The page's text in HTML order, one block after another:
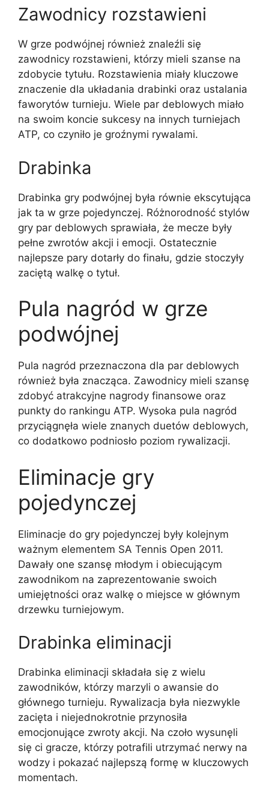
Zawodnicy rozstawieni
W grze podwójnej również znaleźli się
zawodnicy rozstawieni, którzy mieli szanse na
zdobycie tytułu. Rozstawienia miały kluczowe
znaczenie dla układania drabinki oraz ustalania
faworytów turnieju. Wiele par deblowych miało
na swoim koncie sukcesy na innych turniejach
ATP, co czyniło je groźnymi rywalami.
Drabinka
Drabinka gry podwójnej była równie ekscytująca
jak ta w grze pojedynczej. Różnorodność stylów
gry par deblowych sprawiała, że mecze były
pełne zwrotów akcji i emocji. Ostatecznie
najlepsze pary dotarły do finału, gdzie stoczyły
zaciętą walkę o tytuł.
Pula nagród w grze
podwójnej
Pula nagród przeznaczona dla par deblowych
również była znacząca. Zawodnicy mieli szansę
zdobyć atrakcyjne nagrody finansowe oraz
punkty do rankingu ATP. Wysoka pula nagród
przyciągnęła wiele znanych duetów deblowych,
co dodatkowo podniosło poziom rywalizacji.
Eliminacje gry
pojedynczej
Eliminacje do gry pojedynczej były kolejnym
ważnym elementem SA Tennis Open 2011.
Dawały one szansę młodym i obiecującym
zawodnikom na zaprezentowanie swoich
umiejętności oraz walkę o miejsce w głównym
drzewku turniejowym.
Drabinka eliminacji
Drabinka eliminacji składała się z wielu
zawodników, którzy marzyli o awansie do
głównego turnieju. Rywalizacja była niezwykle
zacięta i niejednokrotnie przynosiła
emocjonujące zwroty akcji. Na czoło wysunęli
się ci gracze, którzy potrafili utrzymać nerwy na
wodzy i pokazać najlepszą formę w kluczowych
momentach.